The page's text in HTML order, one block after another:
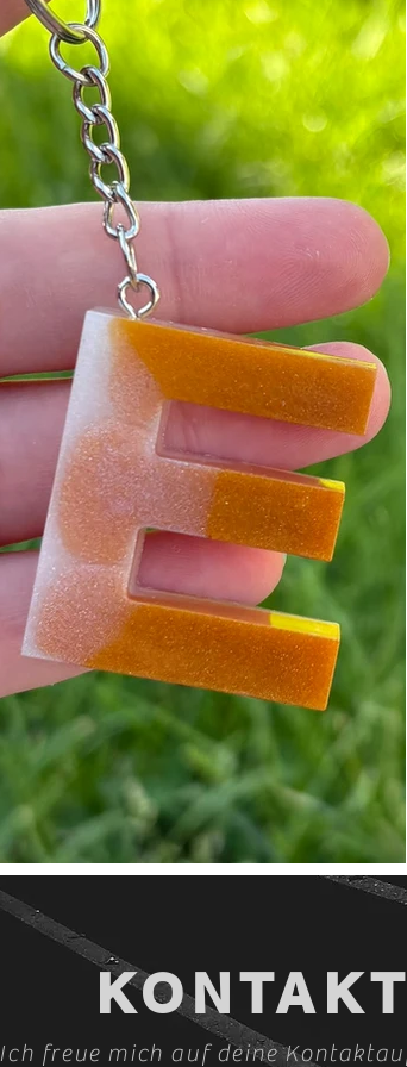
KONTAKT
Ich freue mich auf deine